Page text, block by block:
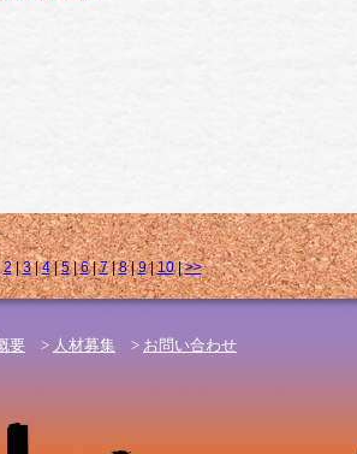
2|3|4|5|6|7|8|9|10|>>
要 > 人材募集 > お問い合わせ